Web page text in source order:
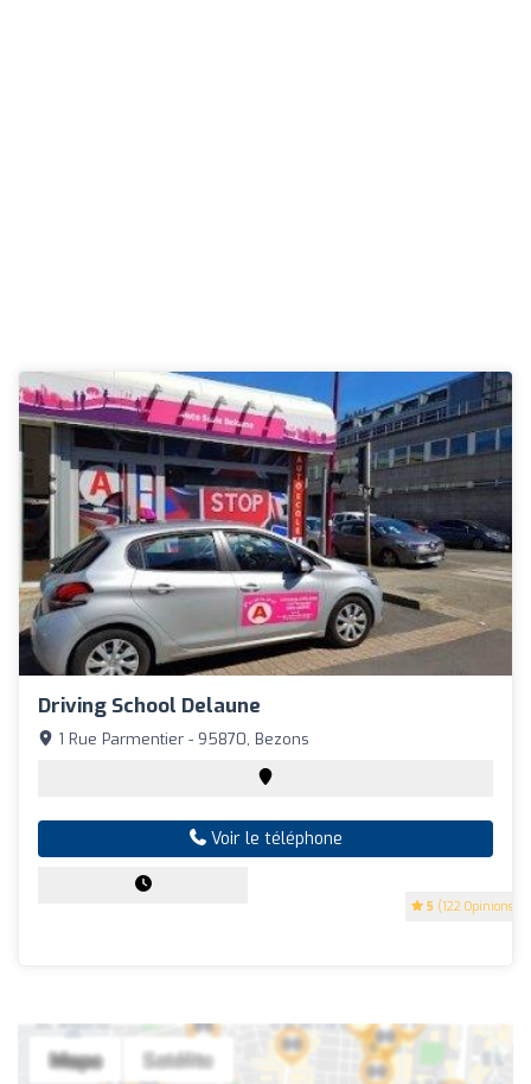
Driving School Delaune
5 (122 Opinions)
1 Rue Parmentier - 95870, Bezons
Voir le téléphone